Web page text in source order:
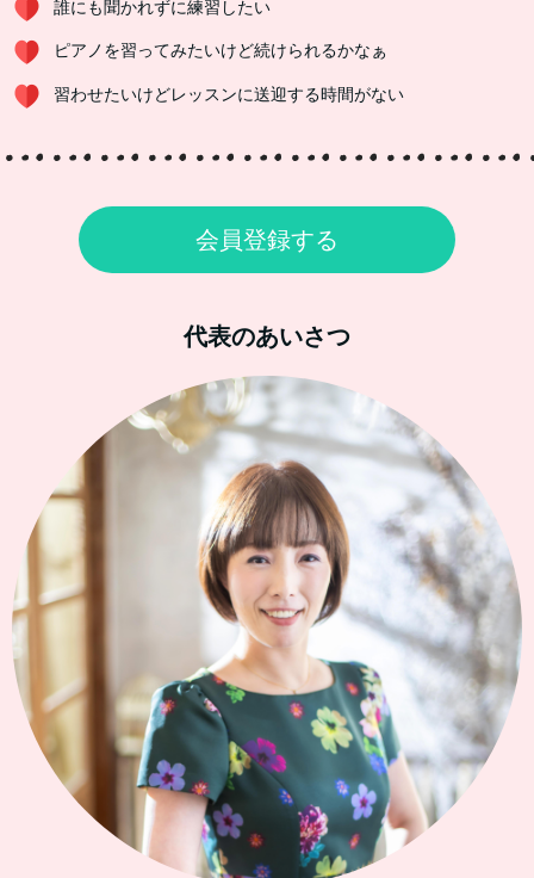
誰にも聞かれずに練習したい
ピアノを習ってみたいけど続けられるかなぁ
習わせたいけどレッスンに送迎する時間がない
会員登録する
代表のあいさつ